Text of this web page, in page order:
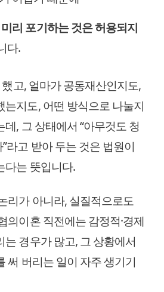
리 포기하는 것은 허용되지
다.
고, 얼마가 공동재산인지도,
는지도, 어떤 방식으로 나눌지
, 그 상태에서 “아무것도 청
라고 받아 두는 것은 법원이
다는 뜻입니다.
리가 아니라, 실질적으로도
의이혼 직전에는 감정적·경제
는 경우가 많고, 그 상황에서
써 버리는 일이 자주 생기기